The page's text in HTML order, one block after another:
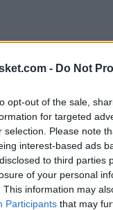
- Do Not
opt-out of the sale,
for targeted
selection. Please note
interest-based ads
to third parties
of your personal
This information may
Participants that may
todo el
y cada
el perímetro
logró
el tramo final.